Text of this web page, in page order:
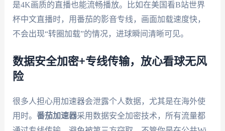
是4K画质的直播也能流畅播放。比如在美国看B站世界
杯中文直播时，用番茄的影音专线，画面加载速度快，
不会出现“转圈加载”的情况，进球瞬间清晰可见。
数据安全加密+专线传输，放心看球无风
险
很多人担心用加速器会泄露个人数据，尤其是在海外使
用时。 番茄加速器采用数据安全加密技术，所有流量都